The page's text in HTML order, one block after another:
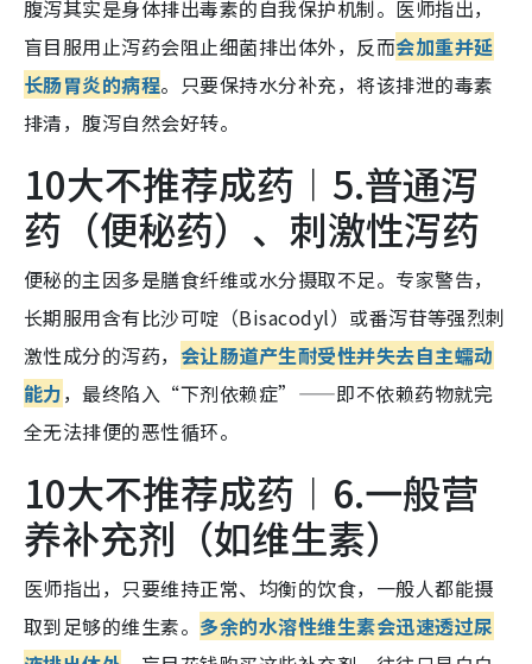
腹泻其实是身体排出毒素的自我保护机制。医师指出，
盲目服用止泻药会阻止细菌排出体外，反而会加重并延
长肠胃炎的病程。只要保持水分补充，将该排泄的毒素
排清，腹泻自然会好转。
10大不推荐成药︱5.普通泻
药（便秘药）、刺激性泻药
便秘的主因多是膳食纤维或水分摄取不足。专家警告，
长期服用含有比沙可啶（Bisacodyl）或番泻苷等强烈刺
激性成分的泻药， 会让肠道产生耐受性并失去自主蠕动
能力，最终陷入“下剂依赖症”——即不依赖药物就完
全无法排便的恶性循环。
10大不推荐成药︱6.一般营
养补充剂（如维生素）
医师指出，只要维持正常、均衡的饮食，一般人都能摄
取到足够的维生素。 多余的水溶性维生素会迅速透过尿